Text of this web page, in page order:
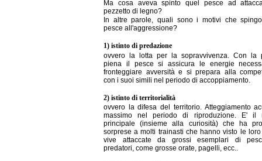
Ma cosa aveva spinto quel pesce ad
pezzetto di legno?
In altre parole, quali sono i motivi che
pesce all'aggressione?
1) istinto di predazione
ovvero la lotta per la sopravvivenza. Con la
piena il pesce si assicura le energie
fronteggiare avversità e si prepara alla
con i suoi simili nel periodo di accoppiamento.
2) istinto di territorialità
ovvero la difesa del territorio. Atteggiamento
massimo nel periodo di riproduzione. E' il
principale (insieme alla curiosità) che ha
sorprese a molti trainasti che hanno visto le
vive attaccate da grossi esemplari di
predatori, come grosse orate, pagelli, ecc..